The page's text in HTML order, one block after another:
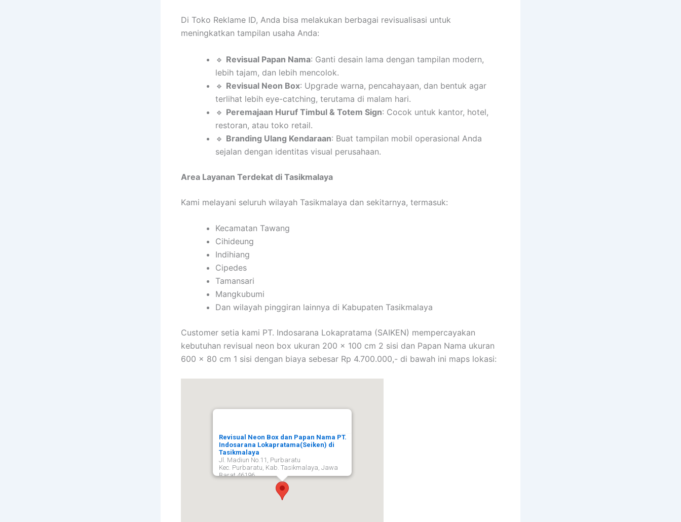
Di Toko Reklame ID, Anda bisa melakukan berbagai revisualisasi untuk
meningkatkan tampilan usaha Anda:
🔹 Revisual Papan Nama: Ganti desain lama dengan tampilan modern,
lebih tajam, dan lebih mencolok.
🔹 Revisual Neon Box: Upgrade warna, pencahayaan, dan bentuk agar
terlihat lebih eye-catching, terutama di malam hari.
🔹 Peremajaan Huruf Timbul & Totem Sign: Cocok untuk kantor, hotel,
restoran, atau toko retail.
🔹 Branding Ulang Kendaraan: Buat tampilan mobil operasional Anda
sejalan dengan identitas visual perusahaan.
Area Layanan Terdekat di Tasikmalaya
Kami melayani seluruh wilayah Tasikmalaya dan sekitarnya, termasuk:
Kecamatan Tawang
Cihideung
Indihiang
Cipedes
Tamansari
Mangkubumi
Dan wilayah pinggiran lainnya di Kabupaten Tasikmalaya
Customer setia kami PT. Indosarana Lokapratama (SAIKEN) mempercayakan
kebutuhan revisual neon box ukuran 200 x 100 cm 2 sisi dan Papan Nama ukuran
600 x 80 cm 1 sisi dengan biaya sebesar Rp 4.700.000,- di bawah ini maps lokasi:
Revisual Neon Box dan Papan Nama PT.
Indosarana Lokapratama(Seiken) di
Tasikmalaya
Jl. Madiun No.11, Purbaratu
Kec. Purbaratu, Kab. Tasikmalaya, Jawa
Barat 46196,